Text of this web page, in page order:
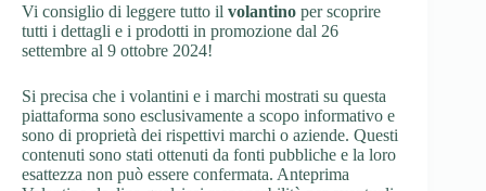
Vi consiglio di leggere tutto il volantino per scoprire
tutti i dettagli e i prodotti in promozione dal 26
settembre al 9 ottobre 2024!
Si precisa che i volantini e i marchi mostrati su questa
piattaforma sono esclusivamente a scopo informativo e
sono di proprietà dei rispettivi marchi o aziende. Questi
contenuti sono stati ottenuti da fonti pubbliche e la loro
esattezza non può essere confermata. Anteprima